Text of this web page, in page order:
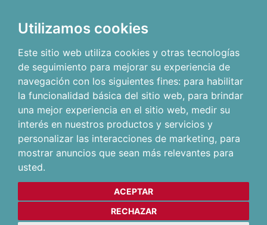
Utilizamos cookies
Este sitio web utiliza cookies y otras tecnologías
de seguimiento para mejorar su experiencia de
navegación con los siguientes fines: para habilitar
la funcionalidad básica del sitio web, para brindar
una mejor experiencia en el sitio web, medir su
interés en nuestros productos y servicios y
personalizar las interacciones de marketing, para
mostrar anuncios que sean más relevantes para
usted.
ACEPTAR
RECHAZAR